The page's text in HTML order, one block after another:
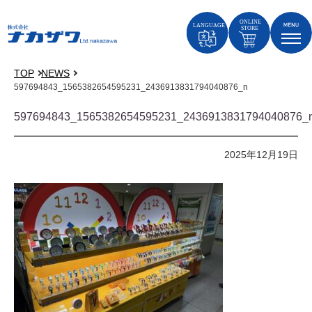
TOP NEWS
597694843_1565382654595231_2436913831794040876_n
2025年12月19日